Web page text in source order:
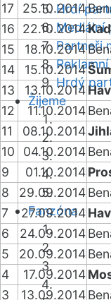
Hrdí
Mediální
Partneři
Hrdý
Žijeme
Fanzóna
17
25.10.2014
16
22.10.2014
15
18.10.2014
14
15.10.2014
13
13.10.2014
12
11.10.2014
11
08.10.2014
10
04.10.2014
9
01.10.2014
8
29.09.2014
7
27.09.2014
6
24.09.2014
5
20.09.2014
4
17.09.2014
3
13.09.2014